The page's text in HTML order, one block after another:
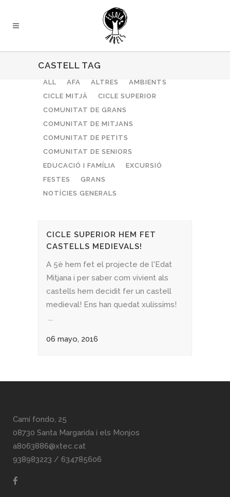
CASTELL TAG
ALL AFA ALTRES
AMBIENTS
CICLE MITJÀ
CICLE SUPERIOR
COMUNITAT DE GRANS
COMUNITAT DE MITJANS
COMUNITAT DE PETITS
COMUNITAT DE SENIORS
EDUCACIÓ I FAMÍLIA
EXCURSIÓ
FESTES
GRANS
NOTÍCIES GENERALS
CICLE SUPERIOR HEM FET
CASTELLS MEDIEVALS!
A 5è hem fet el projecte de l'Edat
Mitjana i per saber com vivient als
castells hem decidit fer un castell
medieval! Ens han quedat xulíssims!
...
06 mayo, 2016
Camí fondo, 25
08730 Santa Margarida i els Monjos
a8063886@xtec.cat
938983223 / 634785606